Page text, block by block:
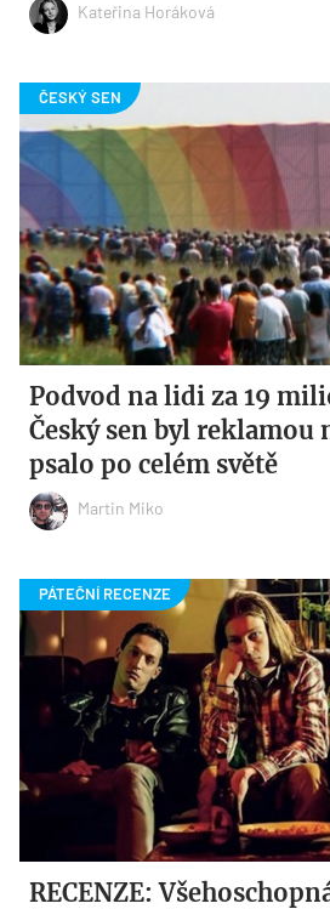
Kateřina Horáková
Podvod na lidi za 19
Český sen byl reklamou
psalo po celém světě
Martin Miko
RECENZE: